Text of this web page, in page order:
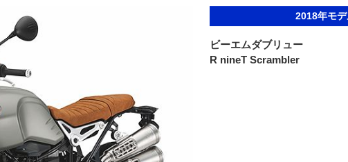
2018年モ
ビーエムダブリュー
R nineT Scrambler